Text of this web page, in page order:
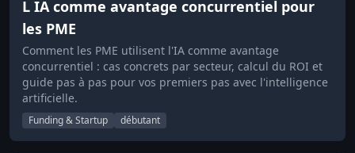
L IA comme avantage concurrentiel pour
les PME
Comment les PME utilisent l'IA comme avantage
concurrentiel : cas concrets par secteur, calcul du ROI et
guide pas à pas pour vos premiers pas avec l'intelligence
artificielle.
Funding & Startup débutant